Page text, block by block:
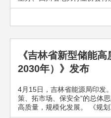
《吉林省新型储能
2030年）》发布
4月15日，吉林省能源局印发
策、拓市场、保安全”的总体
高质量，规模化发展。 《规